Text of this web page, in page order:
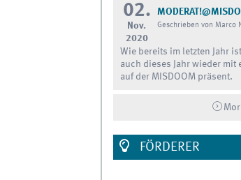
02.
Nov.
2020
Geschrieben von Marco
Wie bereits im letzten Jahr
auch dieses Jahr wieder mit
auf der MISDOOM präsent.
FÖRDERER